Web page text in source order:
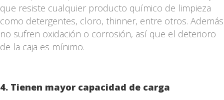
que resiste cualquier producto químico de limpieza
como detergentes, cloro, thinner, entre otros. Además
no sufren oxidación o corrosión, así que el deterioro
de la caja es mínimo.
4. Tienen mayor capacidad de carga